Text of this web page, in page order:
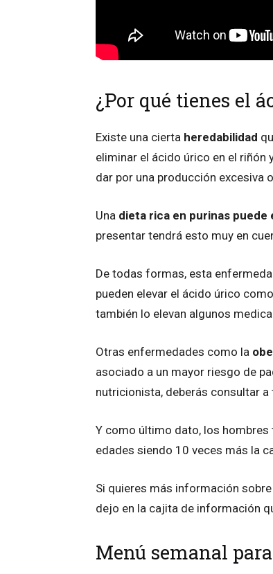
¿Por qué tienes el
Existe una cierta heredabilidad
eliminar el ácido úrico en el riñón
dar por una producción excesiva
Una dieta rica en purinas puede
presentar tendrá esto muy en
De todas formas, esta
pueden elevar el ácido úrico
también lo elevan algunos
Otras enfermedades como la
asociado a un mayor riesgo de
nutricionista, deberás consultar a
Y como último dato, los
edades siendo 10 veces más la
Si quieres más información
dejo en la cajita de información
Menú semanal